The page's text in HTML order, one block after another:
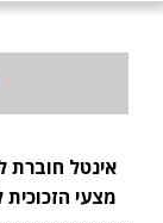
אינטל חוברת
מצעי